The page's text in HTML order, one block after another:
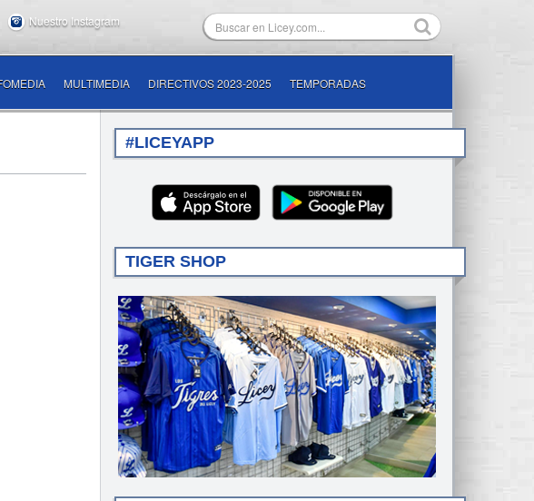
Nuestro Instagram
MULTIMEDIA DIRECTIVOS 2023-2025 TEMPORADAS
#LICEYAPP
TIGER SHOP